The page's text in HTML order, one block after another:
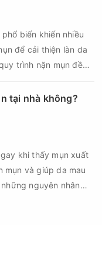
biến khiến nhiều
để cải thiện làn da
trình nặn mụn đều
thời điểm, làn da
sau mụn và thậm
là gì và một quy trình
nào?
tại nhà không?
khi thấy mụn xuất
mụn và giúp da mau
nguyên nhân